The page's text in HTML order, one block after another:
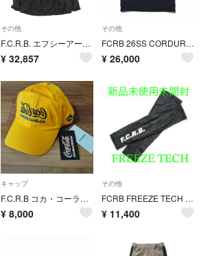
その他
F.C.R.B. エフシーアールビー Carhartt カーハート 26SS FCRB-260121 × Carhartt WIP WARM-UP JACKET カーハート ワークインプログレス ナイロン フーデッド ウォームアップ ジャケット ブラック系 L【新古品】【未使用】【中古】
¥ 32,857
その他
FCRB 26SS CORDURA STRETCH VENTILATI
¥ 26,000
キャップ
F.C.R.B コカ・コーラコラボキャップ
¥ 8,000
その他
FCRB FREEZE TECH ARM COVER 最安値 26SS 黒 z
¥ 11,400